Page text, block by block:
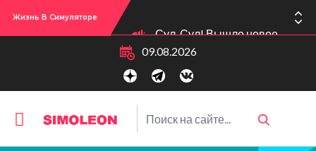
Жизнь В Симуляторе
09.08.2026